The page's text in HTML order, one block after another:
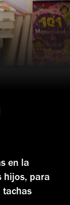
en la
hijos, para
tachas